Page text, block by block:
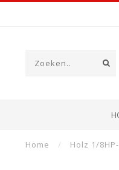
Home / Holz 1/